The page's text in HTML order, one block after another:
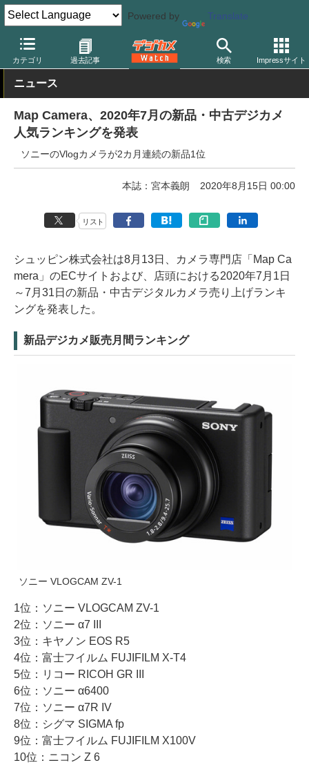
Powered by Translate
カテゴリ 過去記事 検索 Impressサイト
デジカメ Watch 業界動向 市場
ニュース
Map Camera、2020年7月の新品・中古デジカメ
人気ランキングを発表
ソニーのVlogカメラが2カ月連続の新品1位
本誌：宮本義朗 2020年8月15日 00:00
リスト
シュッピン株式会社は8月13日、カメラ専門店「Map Ca
mera」のECサイトおよび、店頭における2020年7月1日
～7月31日の新品・中古デジタルカメラ売り上げランキ
ングを発表した。
新品デジカメ販売月間ランキング
ソニー VLOGCAM ZV-1
1位：ソニー VLOGCAM ZV-1
2位：ソニー α7 III
3位：キヤノン EOS R5
4位：富士フイルム FUJIFILM X-T4
5位：リコー RICOH GR III
6位：ソニー α6400
7位：ソニー α7R IV
8位：シグマ SIGMA fp
9位：富士フイルム FUJIFILM X100V
10位：ニコン Z 6